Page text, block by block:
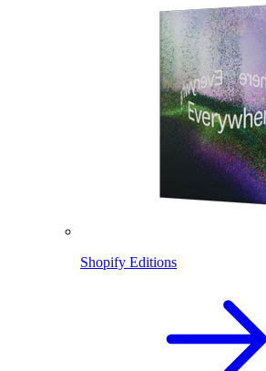
Shopify Editions